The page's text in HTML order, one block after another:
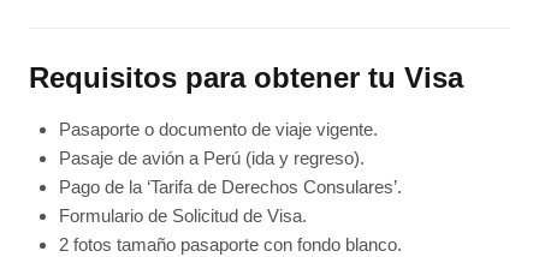
Requisitos para obtener tu Visa
Pasaporte o documento de viaje vigente.
Pasaje de avión a Perú (ida y regreso).
Pago de la ‘Tarifa de Derechos Consulares’.
Formulario de Solicitud de Visa.
2 fotos tamaño pasaporte con fondo blanco.